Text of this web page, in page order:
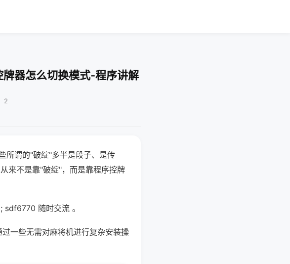
器怎么切换模式-程序讲解
2
所谓的"破绽"多半是段子、是传
来不是靠"破绽"，而是靠程序控牌
sdf6770 随时交流 。
一些无需对麻将机进行复杂安装操